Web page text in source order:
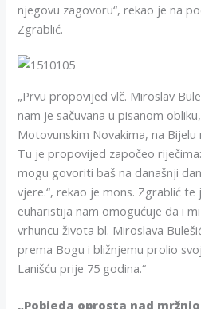
njegovu zagovoru“, rekao je na
Zgrablić.
„Prvu propovijed vlč. Miroslav
nam je sačuvana u pisanom
Motovunskim Novakima, na Bijelu
Tu je propovijed započeo
mogu govoriti baš na današnji
vjere.“, rekao je mons. Zgrablić te
euharistija nam omogućuje da i
vrhuncu života bl. Miroslava
prema Bogu i bližnjemu prolio
Lanišću prije 75 godina.“
„Pobjeda oprosta nad